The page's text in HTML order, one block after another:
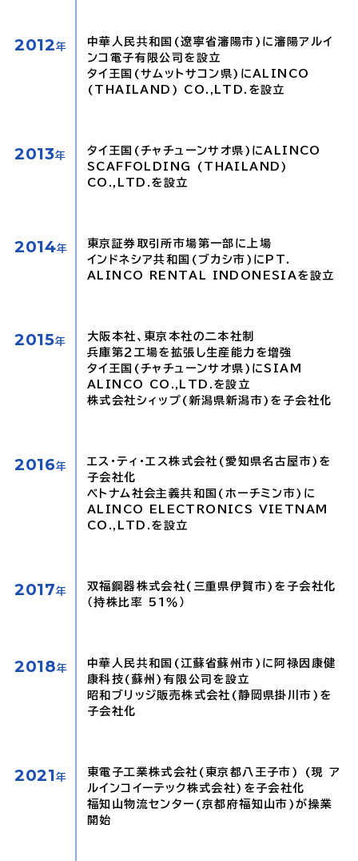
2012年
中華人民共和国(遼寧省瀋陽市)に瀋陽アルイ
ンコ電子有限公司を設立
タイ王国(サムットサコン県)にALINCO
(THAILAND) CO.,LTD.を設立
2013年
タイ王国(チャチューンサオ県)にALINCO
SCAFFOLDING (THAILAND)
CO.,LTD.を設立
2014年
東京証券取引所市場第一部に上場
インドネシア共和国(ブカシ市)にPT.
ALINCO RENTAL INDONESIAを設立
2015年
大阪本社、東京本社の二本社制
兵庫第２工場を拡張し生産能力を増強
タイ王国(チャチューンサオ県)にSIAM
ALINCO CO.,LTD.を設立
株式会社シィップ(新潟県新潟市)を子会社化
2016年
エス・ティ・エス株式会社(愛知県名古屋市)を
子会社化
ベトナム社会主義共和国(ホーチミン市)に
ALINCO ELECTRONICS VIETNAM
CO.,LTD.を設立
2017年
双福鋼器株式会社(三重県伊賀市)を子会社化
（持株比率 51％）
2018年
中華人民共和国(江蘇省蘇州市)に阿禄因康健
康科技(蘇州)有限公司を設立
昭和ブリッジ販売株式会社(静岡県掛川市)を
子会社化
2021年
東電子工業株式会社(東京都八王子市) (現 ア
ルインコイーテック株式会社)を子会社化
福知山物流センター(京都府福知山市)が操業
開始